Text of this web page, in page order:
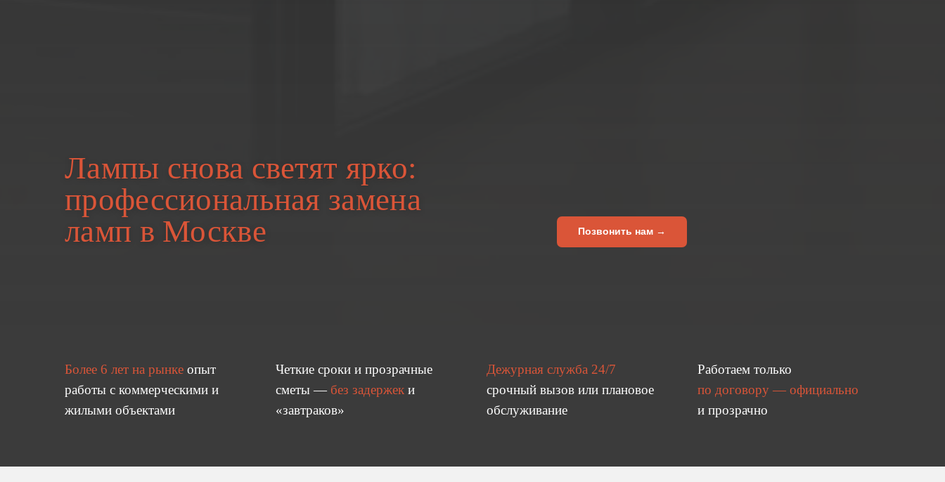
Лампы снова светят ярко:
профессиональная замена
ламп в Москве
Позвонить нам →
Более 6 лет на рынке опыт
работы с коммерческими и
жилыми объектами
Четкие сроки и прозрачные
сметы — без задержек и
«завтраков»
Дежурная служба 24/7
срочный вызов или плановое
обслуживание
Работаем только
по договору — официально
и прозрачно